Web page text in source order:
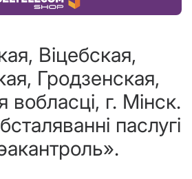
Віцебская,
Гродзенская,
вобласці, г. Мінск.
паслугі